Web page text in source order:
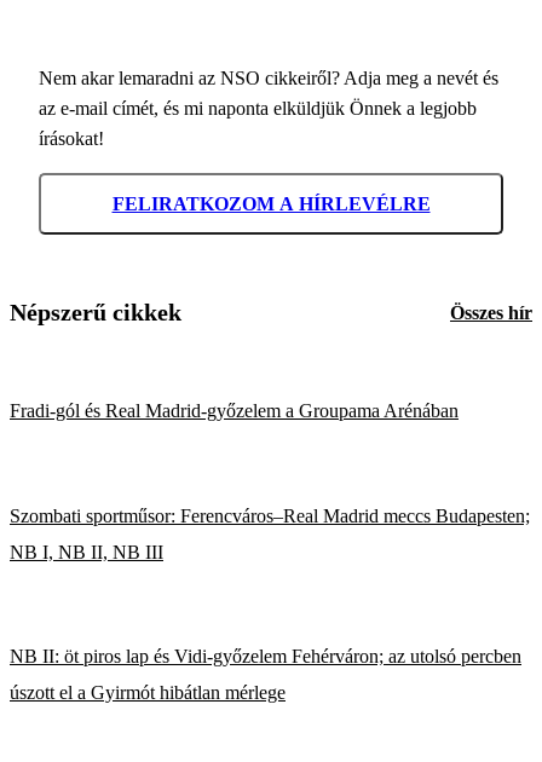
Nem akar lemaradni az NSO cikkeiről? Adja meg a nevét és
az e-mail címét, és mi naponta elküldjük Önnek a legjobb
írásokat!
FELIRATKOZOM A HÍRLEVÉLRE
Népszerű cikkek Összes hír
Fradi-gól és Real Madrid-győzelem a Groupama Arénában
Szombati sportműsor: Ferencváros–Real Madrid meccs Budapesten;
NB I, NB II, NB III
NB II: öt piros lap és Vidi-győzelem Fehérváron; az utolsó percben
úszott el a Gyirmót hibátlan mérlege